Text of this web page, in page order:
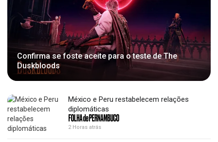
Confirma se foste aceite para o teste de The
Duskbloods
México e Peru restabelecem relações
diplomáticas
2 Horas atrás